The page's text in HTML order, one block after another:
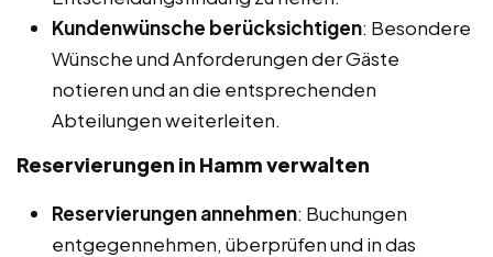
Kundenwünsche berücksichtigen: Besondere
Wünsche und Anforderungen der Gäste
notieren und an die entsprechenden
Abteilungen weiterleiten.
Reservierungen in Hammverwalten
Reservierungen annehmen: Buchungen
entgegennehmen, überprüfen und in das